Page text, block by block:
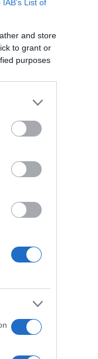
IAB’s List of
and store
to grant or
purposes
Mario Malu
Paolo Pinna
Martina
Giovannimaria